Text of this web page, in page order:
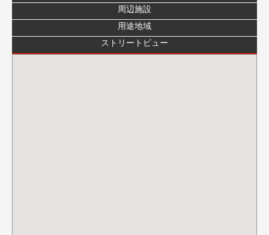
周辺施設
用途地域
ストリートビュー